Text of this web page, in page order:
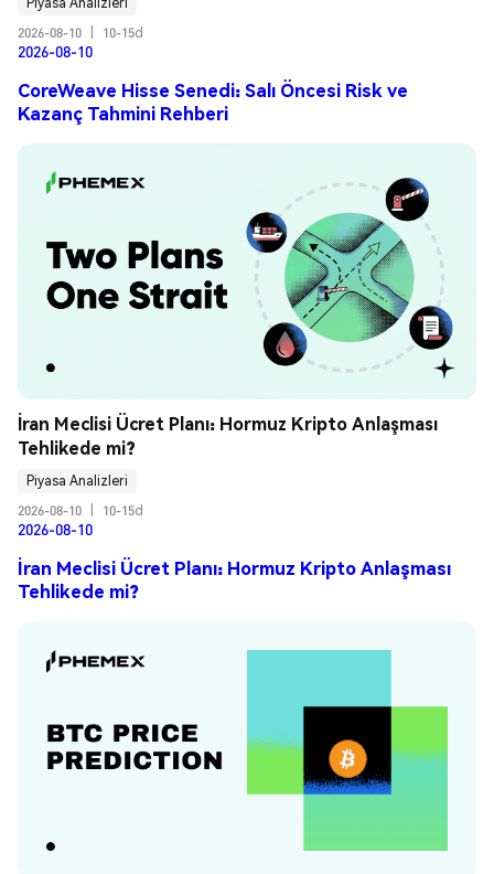
2026-08-10
10-15d
2026-08-10
CoreWeave Hisse Senedi: Salı Öncesi Risk ve
Kazanç Tahmini Rehberi
İran Meclisi Ücret Planı: Hormuz Kripto Anlaşması
Tehlikede mi?
Piyasa Analizleri
2026-08-10
10-15d
2026-08-10
İran Meclisi Ücret Planı: Hormuz Kripto Anlaşması
Tehlikede mi?